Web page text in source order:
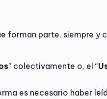
forman parte, siempre
” colectivamente o, el “
es necesario haber